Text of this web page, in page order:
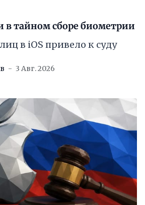
в тайном сборе биометрии
в iOS привело к суду
3 Авг. 2026